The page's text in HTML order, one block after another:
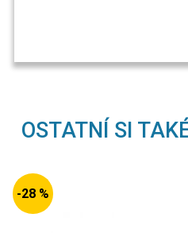
OSTATNÍ SI
-28 %